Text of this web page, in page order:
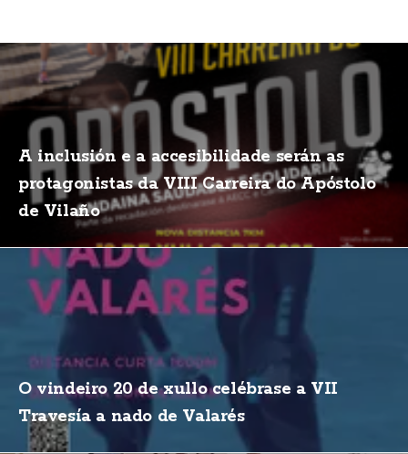
A inclusión e a accesibilidade serán as
protagonistas da VIII Carreira do Apóstolo
de Vilaño
O vindeiro 20 de xullo celébrase a VII
Travesía a nado de Valarés